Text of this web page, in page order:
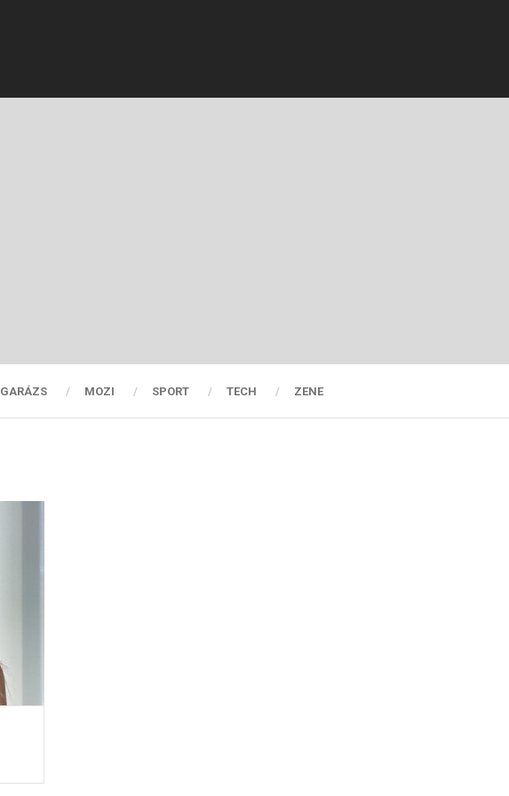
GARÁZS MOZI SPORT TECH ZENE